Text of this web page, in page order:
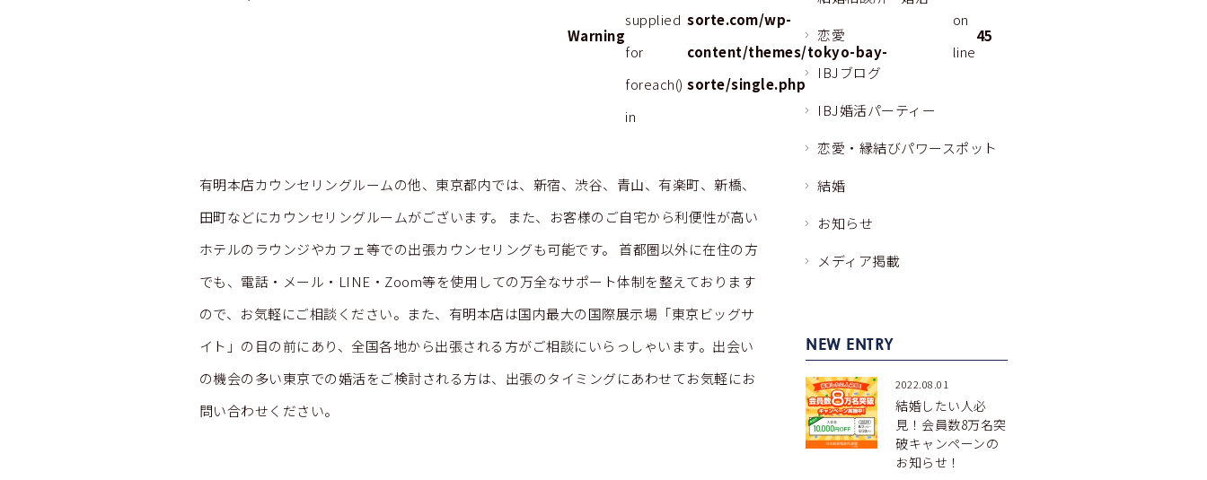
Warning
supplied
for
foreach()
in
sorte.com/wp-
content/themes/tokyo-bay-
sorte/single.php
on
line
45
有明本店カウンセリングルームの他、東京都内では、新宿、渋谷、青山、有楽町、新橋、
田町などにカウンセリングルームがございます。 また、お客様のご自宅から利便性が高い
ホテルのラウンジやカフェ等での出張カウンセリングも可能です。 首都圏以外に在住の方
でも、電話・メール・LINE・Zoom等を使用しての万全なサポート体制を整えております
ので、お気軽にご相談ください。また、有明本店は国内最大の国際展示場「東京ビッグサ
イト」の目の前にあり、全国各地から出張される方がご相談にいらっしゃいます。出会い
の機会の多い東京での婚活をご検討される方は、出張のタイミングにあわせてお気軽にお
問い合わせください。
恋愛
IBJブログ
IBJ婚活パーティー
恋愛・縁結びパワースポット
結婚
お知らせ
メディア掲載
NEW ENTRY
2022.08.01
結婚したい人必
見！会員数8万名突
破キャンペーンの
お知らせ！